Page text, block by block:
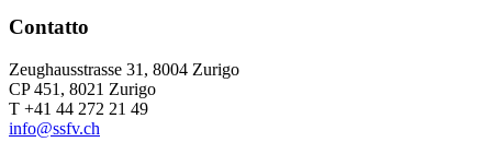
Contatto
Zeughausstrasse 31, 8004 Zurigo
CP 451, 8021 Zurigo
T +41 44 272 21 49
info@ssfv.ch